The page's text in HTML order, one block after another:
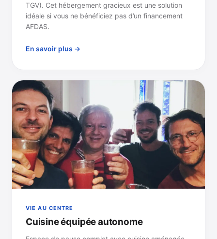
TGV). Cet hébergement gracieux est une solution
idéale si vous ne bénéficiez pas d’un financement
AFDAS.
En savoir plus →
VIE AU CENTRE
Cuisine équipée autonome